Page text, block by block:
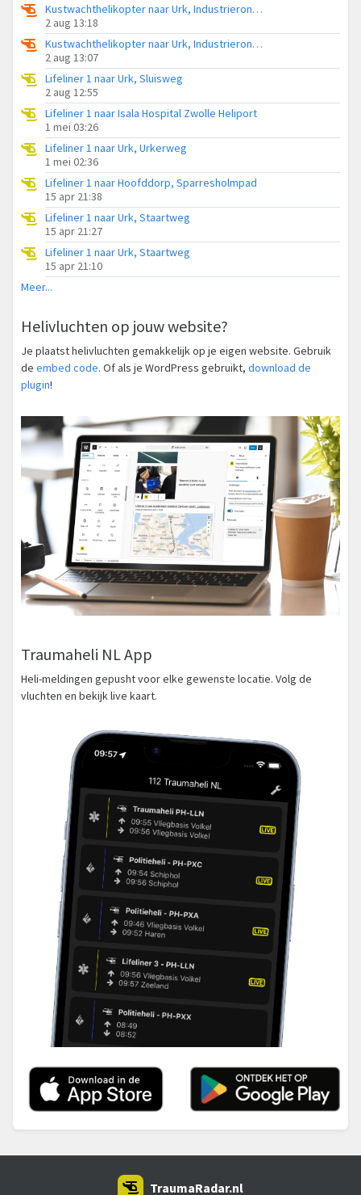
Kustwachthelikopter naar Urk, Industrierondweg
2 aug 13:18
Kustwachthelikopter naar Urk, Industrierondweg
2 aug 13:07
Lifeliner 1 naar Urk, Sluisweg
2 aug 12:55
Lifeliner 1 naar Isala Hospital Zwolle Heliport
1 mei 03:26
Lifeliner 1 naar Urk, Urkerweg
1 mei 02:36
Lifeliner 1 naar Hoofddorp, Sparresholmpad
15 apr 21:38
Lifeliner 1 naar Urk, Staartweg
15 apr 21:27
Lifeliner 1 naar Urk, Staartweg
15 apr 21:10
Meer...
Helivluchten op jouw website?
Je plaatst helivluchten gemakkelijk op je eigen website. Gebruik
de embed code. Of als je WordPress gebruikt, download de
plugin!
Traumaheli NL App
Heli-meldingen gepusht voor elke gewenste locatie. Volg de
vluchten en bekijk live kaart.
TraumaRadar.nl